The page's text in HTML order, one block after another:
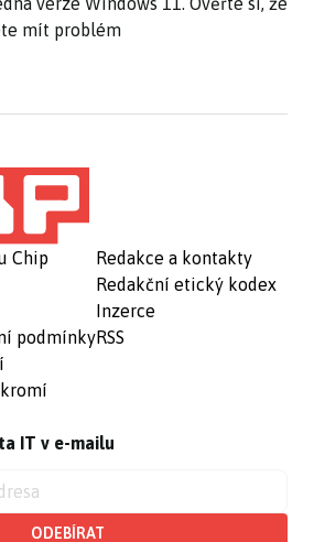
mít problém
Chip
podmínky
Redakce a kontakty
Redakční etický kodex
Inzerce
RSS
IT v e-mailu
ODEBÍRAT